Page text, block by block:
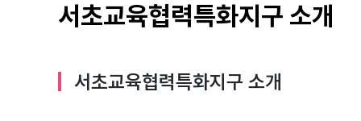
서초교육협력특화지구 소개
서초교육협력특화지구 소개​